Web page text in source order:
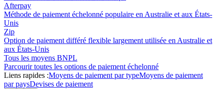
Afterpay
Méthode de paiement échelonné populaire en Australie et aux États-
Unis
Zip
Option de paiement différé flexible largement utilisée en Australie et
aux États-Unis
Tous les moyens BNPL
Parcourir toutes les options de paiement échelonné
Liens rapides :Moyens de paiement par typeMoyens de paiement
par paysDevises de paiement